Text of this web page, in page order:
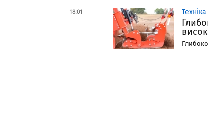
18:01 Техніка